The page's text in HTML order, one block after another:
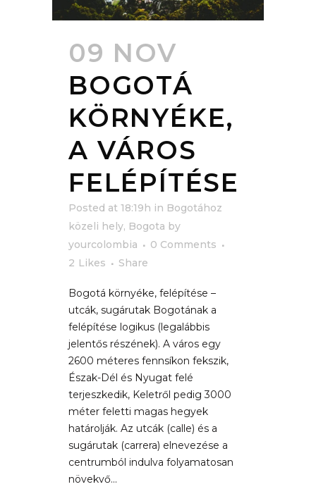
09 NOV
BOGOTÁ
KÖRNYÉKE,
A VÁROS
FELÉPÍTÉSE
Posted at 18:19h in Bogotához
közeli hely, Bogota by
yourcolombia
0 Comments
2 Likes Share
Bogotá környéke, felépítése –
utcák, sugárutak Bogotának a
felépítése logikus (legalábbis
jelentős részének). A város egy
2600 méteres fennsíkon fekszik,
Észak-Dél és Nyugat felé
terjeszkedik, Keletről pedig 3000
méter feletti magas hegyek
határolják. Az utcák (calle) és a
sugárutak (carrera) elnevezése a
centrumból indulva folyamatosan
növekvő...